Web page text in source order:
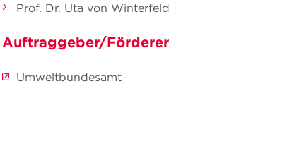
Prof. Dr. Uta von Winterfeld
Auftraggeber/Förderer
Umweltbundesamt